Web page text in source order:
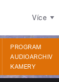
Více
PROGRAM
AUDIOARCHIV
KAMERY